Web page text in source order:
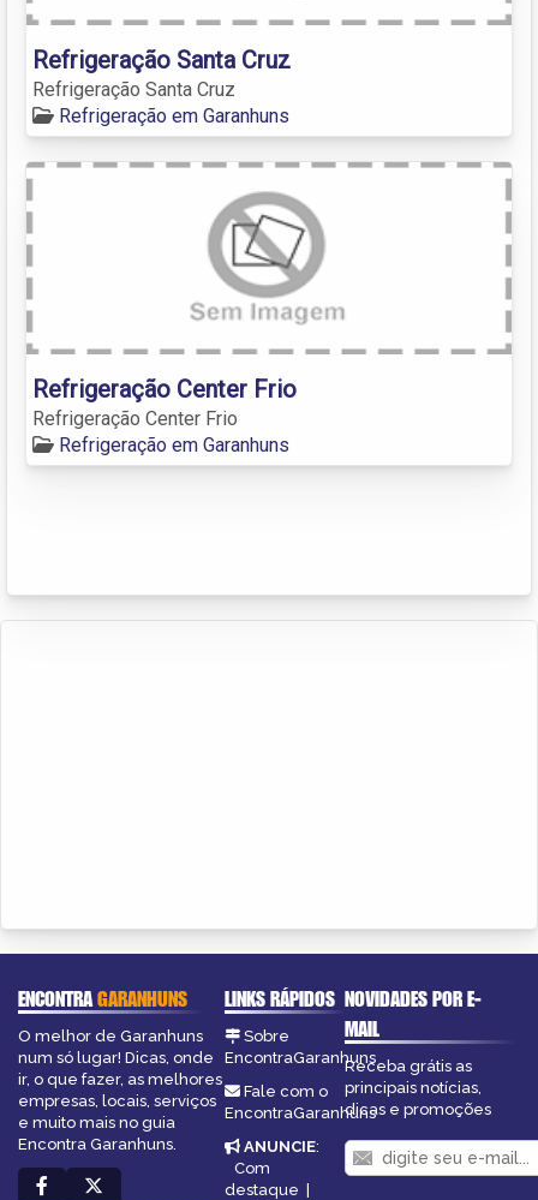
Refrigeração Santa Cruz
Refrigeração Santa Cruz
Refrigeração em Garanhuns
Refrigeração Center Frio
Refrigeração Center Frio
Refrigeração em Garanhuns
ENCONTRAGARANHUNS
O melhor de Garanhuns
num só lugar! Dicas, onde
ir, o que fazer, as melhores
empresas, locais, serviços
e muito mais no guia
Encontra Garanhuns.
LINKS RÁPIDOS
Sobre
EncontraGaranhuns
Fale com o
EncontraGaranhuns
ANUNCIE:
Com
destaque |
NOVIDADES POR E-
MAIL
Receba grátis as
principais notícias,
dicas e promoções